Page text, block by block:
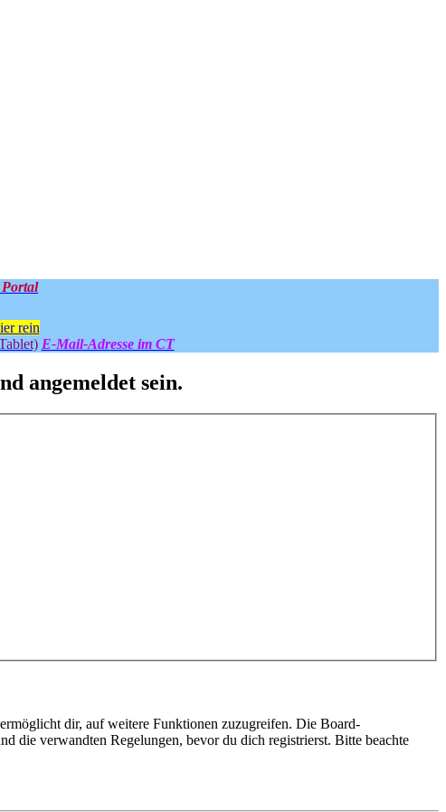
rein
E-Mail-Adresse im CT
angemeldet sein.
dir, auf weitere Funktionen zuzugreifen. Die Board-
die verwandten Regelungen, bevor du dich registrierst. Bitte beachte